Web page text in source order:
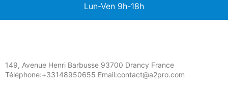
Lun-Ven 9h-18h
149, Avenue Henri Barbusse 93700 Drancy France
Téléphone:+33148950655 Email:contact@a2pro.com